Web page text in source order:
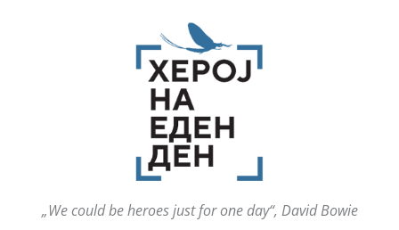
„We could be heroes just for one day“, David Bowie